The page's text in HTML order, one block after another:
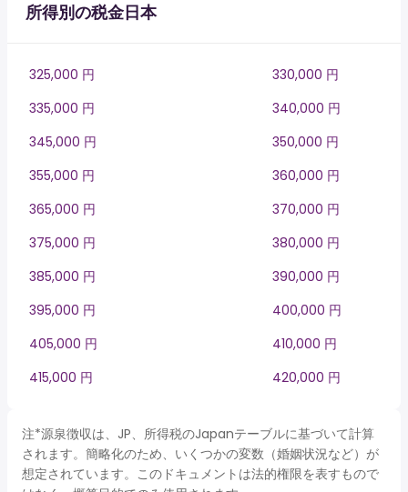
所得別の税金日本
325,000 円
330,000 円
335,000 円
340,000 円
345,000 円
350,000 円
355,000 円
360,000 円
365,000 円
370,000 円
375,000 円
380,000 円
385,000 円
390,000 円
395,000 円
400,000 円
405,000 円
410,000 円
415,000 円
420,000 円
注*源泉徴収は、JP、所得税のJapanテーブルに基づいて計算
されます。簡略化のため、いくつかの変数（婚姻状況など）が
想定されています。このドキュメントは法的権限を表すもので